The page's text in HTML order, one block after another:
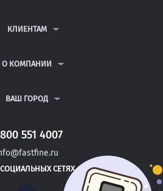
РАБОТЫ
РЕФЕРАТЫ
КЛИЕНТАМ
И ОТВЕТЫ
КОНФИДЕНЦИАЛЬНОСТИ
О КОМПАНИИ
КОНТАКТЫ
ВАШ ГОРОД
ПЕТЕРБУРГ
СОРОЧИНСК
ПОЛЬСКИЙ
551 4007
СЕТЯХ